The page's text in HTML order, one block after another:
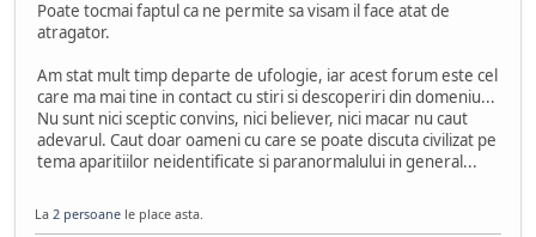
Poate tocmai faptul ca ne permite sa visam il face atat de
atragator.
Am stat mult timp departe de ufologie, iar acest forum este cel
care ma mai tine in contact cu stiri si descoperiri din domeniu...
Nu sunt nici sceptic convins, nici believer, nici macar nu caut
adevarul. Caut doar oameni cu care se poate discuta civilizat pe
tema aparitiilor neidentificate si paranormalului in general...
La 2 persoane le place asta.